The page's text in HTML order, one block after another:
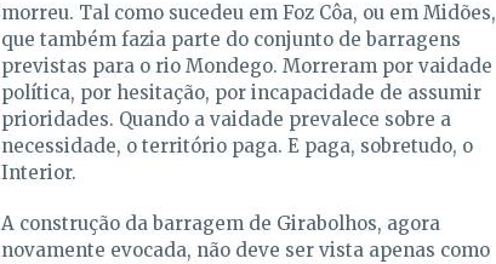
morreu. Tal como sucedeu em Foz Côa, ou em Midões,
que também fazia parte do conjunto de barragens
previstas para o rio Mondego. Morreram por vaidade
política, por hesitação, por incapacidade de assumir
prioridades. Quando a vaidade prevalece sobre a
necessidade, o território paga. E paga, sobretudo, o
Interior.
A construção da barragem de Girabolhos, agora
novamente evocada, não deve ser vista apenas como